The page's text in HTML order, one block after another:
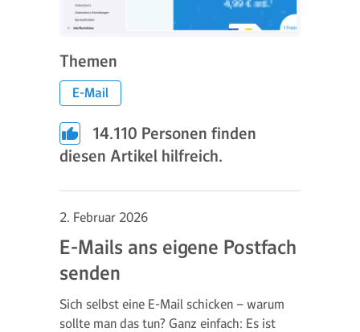
Themen
E-Mail
14.110 Personen finden
diesen Artikel hilfreich.
2. Februar 2026
E-Mails ans eigene Postfach
senden
Sich selbst eine E-Mail schicken – warum
sollte man das tun? Ganz einfach: Es ist